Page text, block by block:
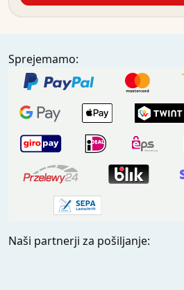
Sprejemamo:
Naši partnerji za pošiljanje: